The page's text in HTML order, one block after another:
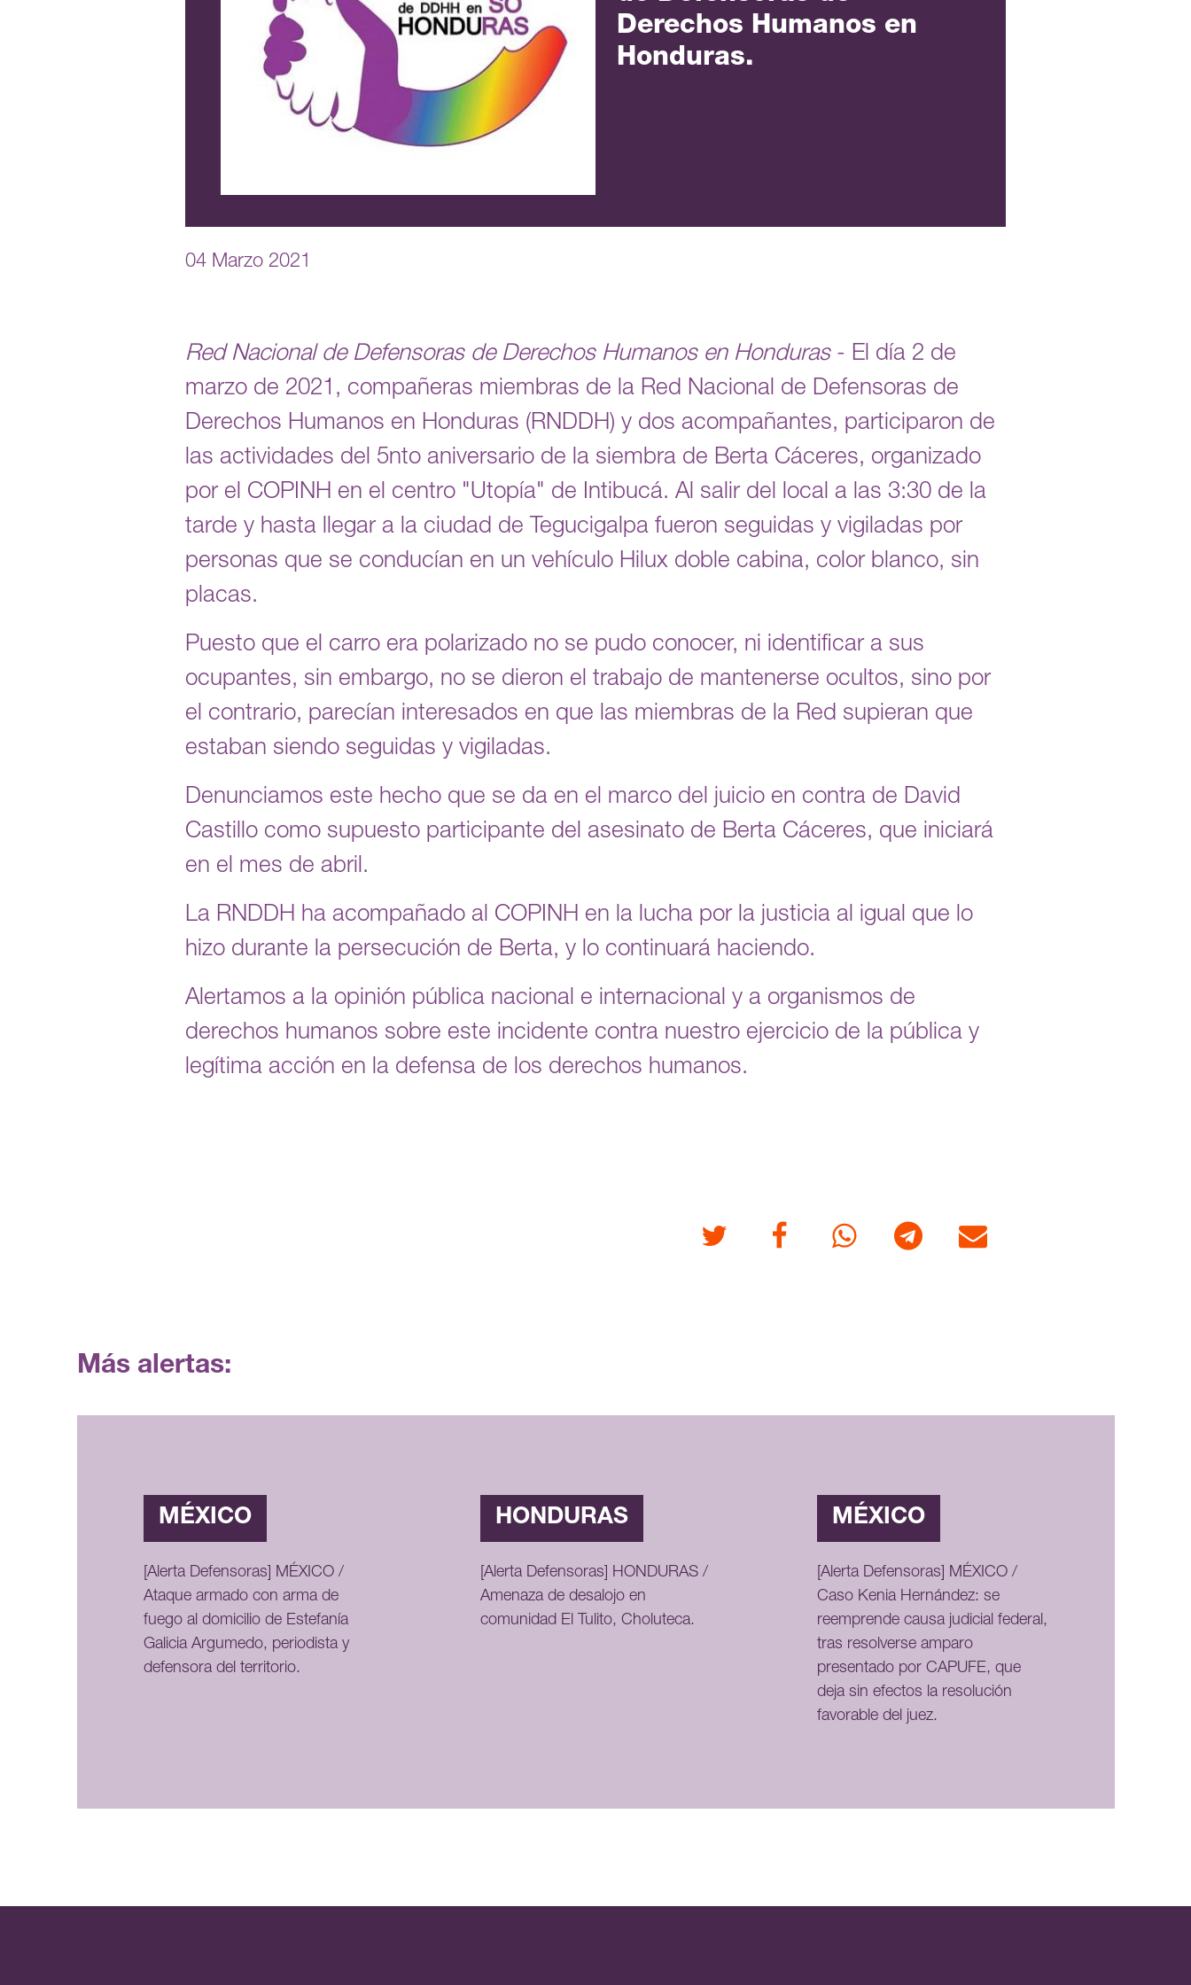
Derechos Humanos en
Honduras.
04 Marzo 2021
Red Nacional de Defensoras de Derechos Humanos en Honduras- El día 2 de
marzo de 2021, compañeras miembras de la Red Nacional de Defensoras de
Derechos Humanos en Honduras (RNDDH) y dos acompañantes, participaron de
las actividades del 5nto aniversario de la siembra de Berta Cáceres, organizado
por el COPINH en el centro "Utopía" de Intibucá. Al salir del local a las 3:30 de la
tarde y hasta llegar a la ciudad de Tegucigalpa fueron seguidas y vigiladas por
personas que se conducían en un vehículo Hilux doble cabina, color blanco, sin
placas.
Puesto que el carro era polarizado no se pudo conocer, ni identificar a sus
ocupantes, sin embargo, no se dieron el trabajo de mantenerse ocultos, sino por
el contrario, parecían interesados en que las miembras de la Red supieran que
estaban siendo seguidas y vigiladas.
Denunciamos este hecho que se da en el marco del juicio en contra de David
Castillo como supuesto participante del asesinato de Berta Cáceres, que iniciará
en el mes de abril.
La RNDDH ha acompañado al COPINH en la lucha por la justicia al igual que lo
hizo durante la persecución de Berta, y lo continuará haciendo.
Alertamos a la opinión pública nacional e internacional y a organismos de
derechos humanos sobre este incidente contra nuestro ejercicio de la pública y
legítima acción en la defensa de los derechos humanos.
Twitter FacebookWhatsappTelegram Correo
Más alertas:
MÉXICO
[Alerta Defensoras] MÉXICO /
Ataque armado con arma de
fuego al domicilio de Estefanía
Galicia Argumedo, periodista y
defensora del territorio.
HONDURAS
[Alerta Defensoras] HONDURAS /
Amenaza de desalojo en
comunidad El Tulito, Choluteca.
MÉXICO
[Alerta Defensoras] MÉXICO /
Caso Kenia Hernández: se
reemprende causa judicial federal,
tras resolverse amparo
presentado por CAPUFE, que
deja sin efectos la resolución
favorable del juez.